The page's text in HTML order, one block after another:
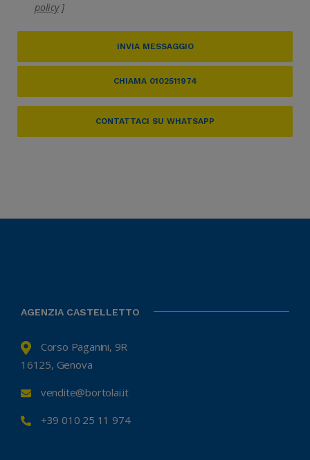
policy]
INVIA MESSAGGIO
CHIAMA 0102511974
CONTATTACI SU WHATSAPP
AGENZIA CASTELLETTO
Corso Paganini, 9R
16125, Genova
vendite@bortolai.it
+39 010 25 11 974